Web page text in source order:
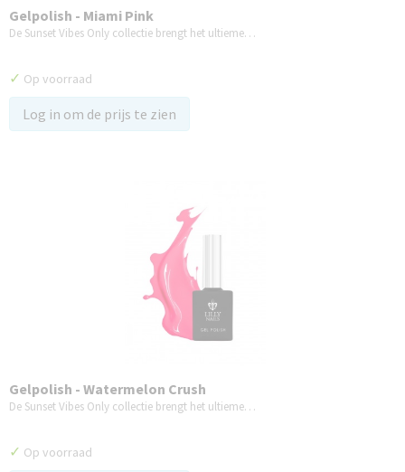
Gelpolish - Miami Pink
De Sunset Vibes Only collectie brengt het ultieme…
✓ Op voorraad
Log in om de prijs te zien
Gelpolish - Watermelon Crush
De Sunset Vibes Only collectie brengt het ultieme…
✓ Op voorraad